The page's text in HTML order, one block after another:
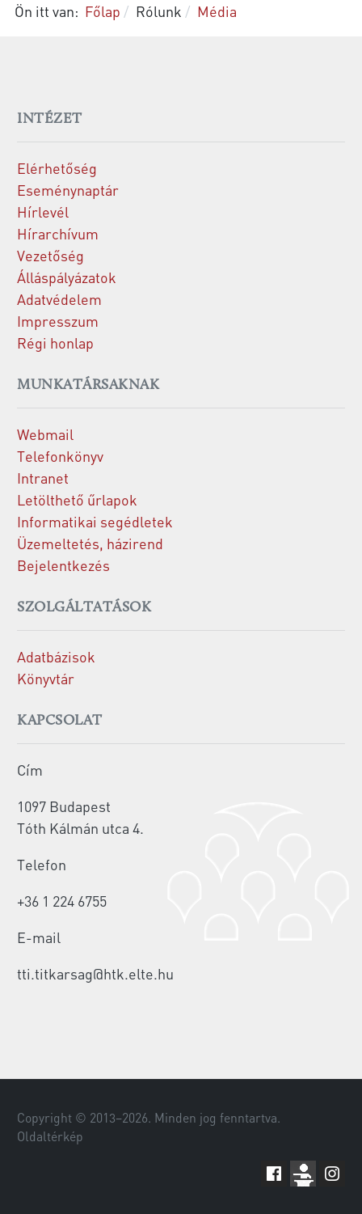
Ön itt van: Főlap Rólunk Média
INTÉZET
Elérhetőség
Eseménynaptár
Hírlevél
Hírarchívum
Vezetőség
Álláspályázatok
Adatvédelem
Impresszum
Régi honlap
MUNKATÁRSAKNAK
Webmail
Telefonkönyv
Intranet
Letölthető űrlapok
Informatikai segédletek
Üzemeltetés, házirend
Bejelentkezés
SZOLGÁLTATÁSOK
Adatbázisok
Könyvtár
KAPCSOLAT
Cím
1097 Budapest
Tóth Kálmán utca 4.
Telefon
+36 1 224 6755
E-mail
tti.titkarsag@htk.elte.hu
Copyright © 2013–2026. Minden jog fenntartva.
Oldaltérkép